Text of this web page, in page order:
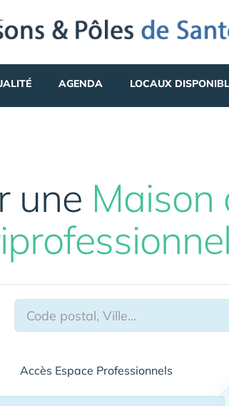
AGENDA LOCAUX
une Maison
Accès Espace Professionnels